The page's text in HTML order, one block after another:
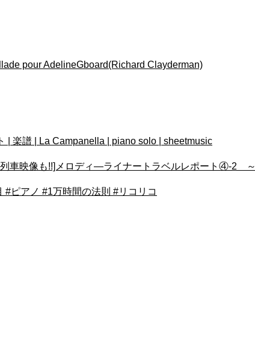
pour AdelineGboard(Richard Clayderman)
| 楽譜 | La Campanella | piano solo | sheetmusic
列車映像も!!]メロディ―ライナートラベルレポート④-2
ピアノ #1万時間の法則 #リコリコ